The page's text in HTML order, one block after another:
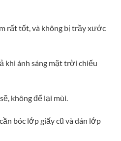
rất tốt, và không bị trầy xước
khi ánh sáng mặt trời chiếu
không để lại mùi.
bóc lớp giấy cũ và dán lớp